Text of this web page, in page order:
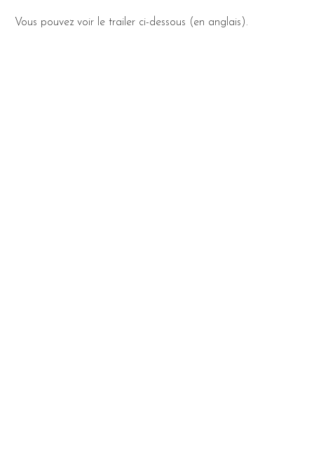
Vous pouvez voir le trailer ci-dessous (en anglais).